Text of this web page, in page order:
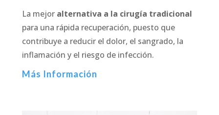
La mejoralternativa a la cirugía tradicional
para una rápida recuperación, puesto que
contribuye a reducir el dolor, el sangrado, la
inflamación y el riesgo de infección.
Más Información